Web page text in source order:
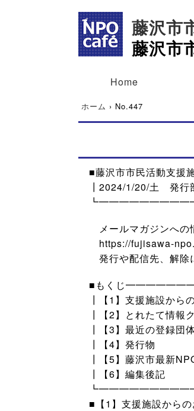
藤沢市
藤沢市
Home
ホーム › No.447
■藤沢市市民活動支
┃2024/1/20/土 発行
メールマガジンへの
https://fujisawa-
発行や配信先、解除
■もくじ
┃【1】支援施設から
┃【2】とれたて情報
┃【3】最近の登録団
┃【4】発行物
┃【5】藤沢市最新
┃【6】編集後記
■【1】支援施設